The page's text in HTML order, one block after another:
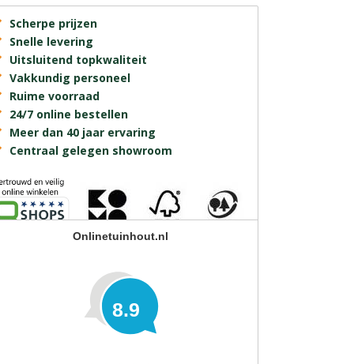
Scherpe prijzen
Snelle levering
Uitsluitend topkwaliteit
Vakkundig personeel
Ruime voorraad
24/7 online bestellen
Meer dan 40 jaar ervaring
Centraal gelegen showroom
Onlinetuinhout.nl
8.9